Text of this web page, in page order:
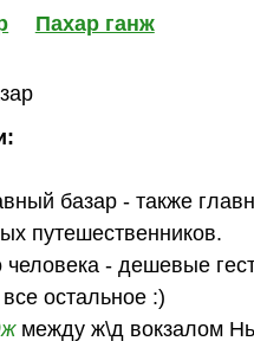
Пахар ганж
базар - также
путешественников.
- дешевые
все остальное :)
между ж\д вокзалом